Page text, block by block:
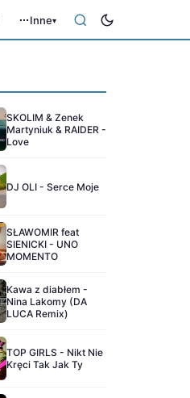
Inne▾
SKOLIM & Zenek
Martyniuk & RAIDER -
Love
DJ OLI - Serce Moje
SŁAWOMIR feat
SIENICKI - UNO
MOMENTO
Kawa z diabłem -
Nina Lakomy (DA
LUCA Remix)
TOP GIRLS - Nikt Nie
Kręci Tak Jak Ty